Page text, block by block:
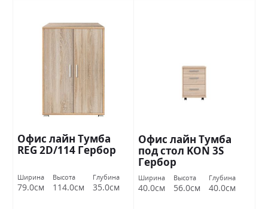
Офис лайн Тумба
REG 2D/114 Гербор
Ширина
79.0см
Высота
114.0см
Глубина
35.0см
Офис лайн Тумба
под стол KON 3S
Гербор
Ширина
40.0см
Высота
56.0см
Глубина
40.0см